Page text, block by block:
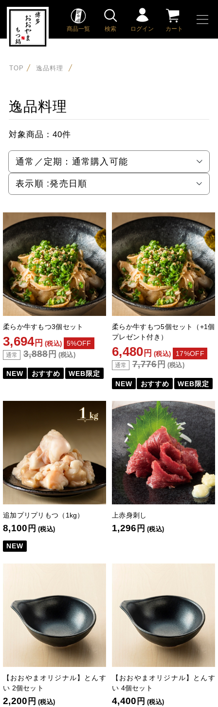
商品一覧 検索 ログイン カート
TOP 逸品料理
逸品料理
対象商品： 40件
通常／定期： 通常購入可能
表示順 :発売日順
柔らか牛すもつ3個セット
3,694円 (税込) 5%OFF
通常 3,888円 (税込)
NEW おすすめ WEB限定
柔らか牛すもつ5個セット（+1個
プレゼント付き）
6,480 円 (税込) 17%OFF
通常 7,776円 (税込)
NEW おすすめ WEB限定
追加プリプリもつ（1kg）
8,100 円 (税込)
NEW
上赤身刺し
1,296 円 (税込)
【おおやまオリジナル】とんす
い 2個セット
2,200 円 (税込)
【おおやまオリジナル】とんす
い 4個セット
4,400 円 (税込)